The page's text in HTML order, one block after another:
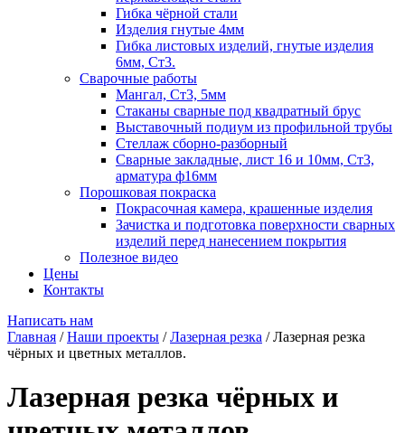
Гибка чёрной стали
Изделия гнутые 4мм
Гибка листовых изделий, гнутые изделия
6мм, Ст3.
Сварочные работы
Мангал, Ст3, 5мм
Стаканы сварные под квадратный брус
Выставочный подиум из профильной трубы
Стеллаж сборно-разборный
Сварные закладные, лист 16 и 10мм, Ст3,
арматура ф16мм
Порошковая покраска
Покрасочная камера, крашенные изделия
Зачистка и подготовка поверхности сварных
изделий перед нанесением покрытия
Полезное видео
Цены
Контакты
Написать нам
Главная /Наши проекты /Лазерная резка /Лазерная резка
чёрных и цветных металлов.
Лазерная резка чёрных и